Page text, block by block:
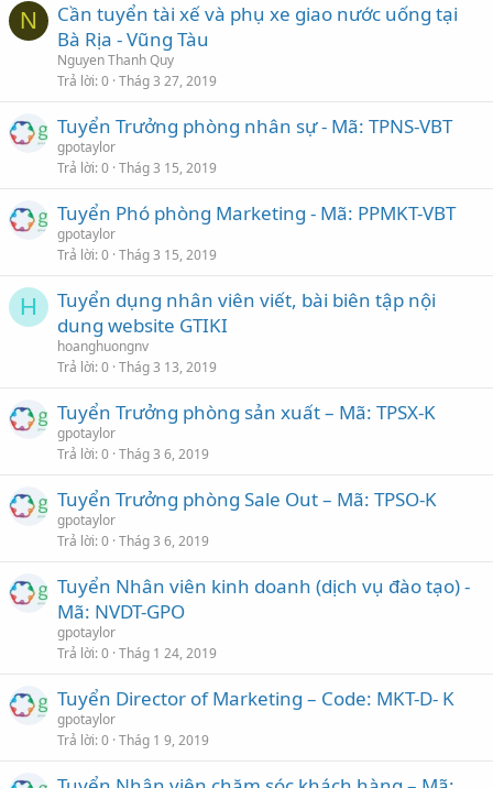
N
Cần tuyển tài xế và phụ xe giao nước uống tại
Bà Rịa - Vũng Tàu
Nguyen Thanh Quy
Trả lời 0 Thág 3 27, 2019
Tuyển Trưởng phòng nhân sự - Mã: TPNS-VBT
gpotaylor
Trả lời 0 Thág 3 15, 2019
Tuyển Phó phòng Marketing - Mã: PPMKT-VBT
gpotaylor
Trả lời 0 Thág 3 15, 2019
H
Tuyển dụng nhân viên viết, bài biên tập nội
dung website GTIKI
hoanghuongnv
Trả lời 0 Thág 3 13, 2019
Tuyển Trưởng phòng sản xuất – Mã: TPSX-K
gpotaylor
Trả lời 0 Thág 3 6, 2019
Tuyển Trưởng phòng Sale Out – Mã: TPSO-K
gpotaylor
Trả lời 0 Thág 3 6, 2019
Tuyển Nhân viên kinh doanh (dịch vụ đào tạo) -
Mã: NVDT-GPO
gpotaylor
Trả lời 0 Thág 1 24, 2019
Tuyển Director of Marketing – Code: MKT-D- K
gpotaylor
Trả lời 0 Thág 1 9, 2019